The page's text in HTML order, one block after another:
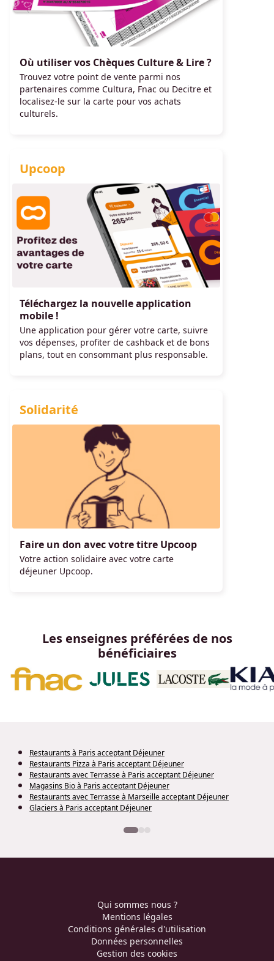
Où utiliser vos Chèques Culture & Lire ?
Trouvez votre point de vente parmi nos
partenaires comme Cultura, Fnac ou Decitre et
localisez-le sur la carte pour vos achats
culturels.
Upcoop
Téléchargez la nouvelle application
mobile !
Une application pour gérer votre carte, suivre
vos dépenses, profiter de cashback et de bons
plans, tout en consommant plus responsable.
Solidarité
Faire un don avec votre titre Upcoop
Votre action solidaire avec votre carte
déjeuner Upcoop.
Les enseignes préférées de nos
bénéficiaires
Restaurants à Paris acceptant Déjeuner
Restaurants Pizza à Paris acceptant Déjeuner
Restaurants avec Terrasse à Paris acceptant Déjeuner
Magasins Bio à Paris acceptant Déjeuner
Restaurants avec Terrasse à Marseille acceptant Déjeuner
Glaciers à Paris acceptant Déjeuner
Qui sommes nous ?
Mentions légales
Conditions générales d'utilisation
Données personnelles
Gestion des cookies